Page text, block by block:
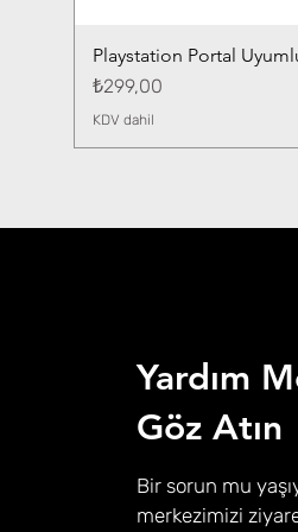
Playstation Portal
Fiyat
₺299,00
KDV dahil
Yardım
Göz Atın
Bir sorun mu
merkezimizi